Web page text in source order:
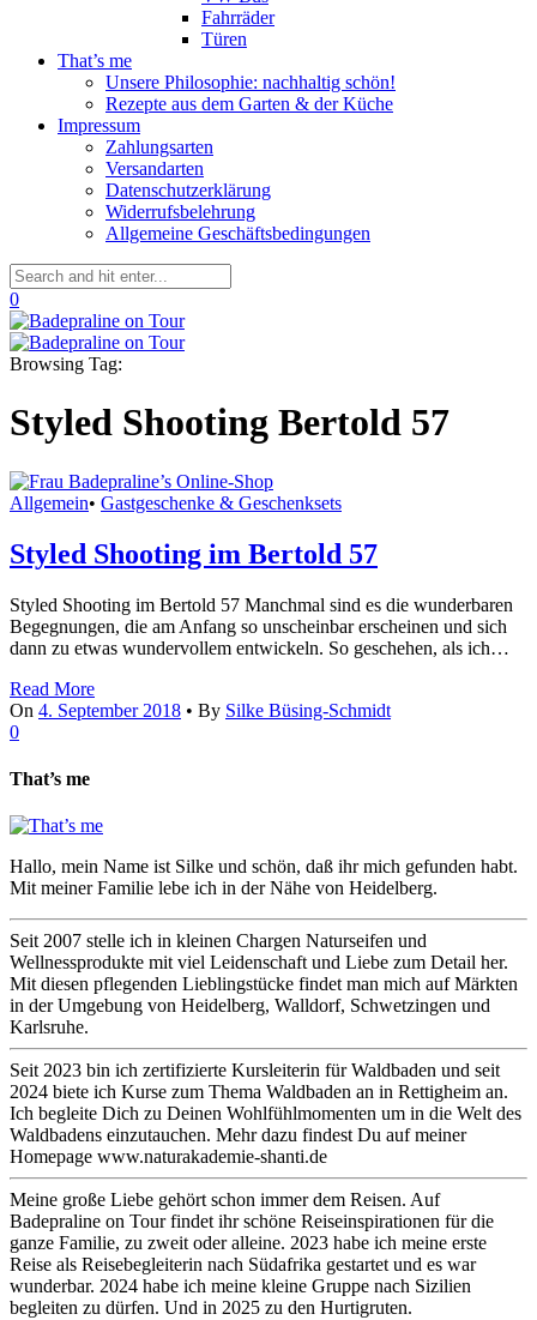
Fahrräder
Türen
That’s me
Unsere Philosophie: nachhaltig schön!
Rezepte aus dem Garten & der Küche
Impressum
Zahlungsarten
Versandarten
Datenschutzerklärung
Widerrufsbelehrung
Allgemeine Geschäftsbedingungen
0
Browsing Tag:
Styled Shooting Bertold 57
Allgemein• Gastgeschenke & Geschenksets
Styled Shooting im Bertold 57
Styled Shooting im Bertold 57 Manchmal sind es die wunderbaren
Begegnungen, die am Anfang so unscheinbar erscheinen und sich
dann zu etwas wundervollem entwickeln. So geschehen, als ich…
Read More
On 4. September 2018 • By Silke Büsing-Schmidt
0
That’s me
Hallo, mein Name ist Silke und schön, daß ihr mich gefunden habt.
Mit meiner Familie lebe ich in der Nähe von Heidelberg.
Seit 2007 stelle ich in kleinen Chargen Naturseifen und
Wellnessprodukte mit viel Leidenschaft und Liebe zum Detail her.
Mit diesen pflegenden Lieblingstücke findet man mich auf Märkten
in der Umgebung von Heidelberg, Walldorf, Schwetzingen und
Karlsruhe.
Seit 2023 bin ich zertifizierte Kursleiterin für Waldbaden und seit
2024 biete ich Kurse zum Thema Waldbaden an in Rettigheim an.
Ich begleite Dich zu Deinen Wohlfühlmomenten um in die Welt des
Waldbadens einzutauchen. Mehr dazu findest Du auf meiner
Homepage www.naturakademie-shanti.de
Meine große Liebe gehört schon immer dem Reisen. Auf
Badepraline on Tour findet ihr schöne Reiseinspirationen für die
ganze Familie, zu zweit oder alleine. 2023 habe ich meine erste
Reise als Reisebegleiterin nach Südafrika gestartet und es war
wunderbar. 2024 habe ich meine kleine Gruppe nach Sizilien
begleiten zu dürfen. Und in 2025 zu den Hurtigruten.